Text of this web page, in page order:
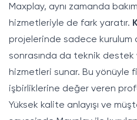
Maxplay, aynı zamanda
hizmetleriyle de fark yaratır.
projelerinde sadece kurulum
sonrasında da teknik destek
hizmetleri sunar. Bu yönüyle
işbirliklerine değer veren
Yüksek kalite anlayışı ve